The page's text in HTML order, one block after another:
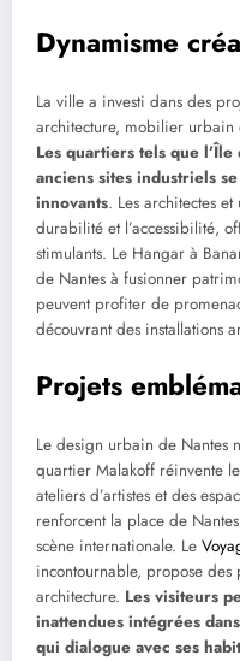
Dynamisme
La ville a investi dans des
architecture, mobilier urbain
Les quartiers tels que
anciens sites industriels
innovants. Les architectes et
durabilité et l’accessibilité,
stimulants. Le Hangar à
de Nantes à fusionner
peuvent profiter de
découvrant des installations
Projets
Le design urbain de Nantes
quartier Malakoff réinvente
ateliers d’artistes et des
renforcent la place de
scène internationale. Le
incontournable, propose
architecture. Les visiteurs
inattendues intégrées
qui dialogue avec ses